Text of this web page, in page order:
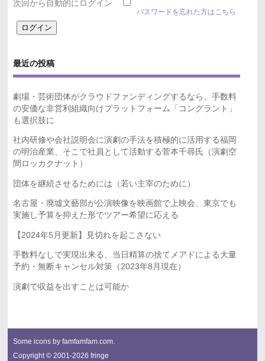
次回から自動的にログイン
パスワードを忘れた方はこちら
最近の投稿
劇場・芸術団体がクラウドファンディングするなら、手数料
の安価な非営利組織向けプラットフォーム「コングラント」
も選択肢に
社内研修や会社説明会に演劇の手法を積極的に活用する福岡
の明治産業、そこで社員として活動する菅本千尋氏（演劇空
間ロッカクナット）
団体を継続させるためには（若い主宰のために）
名古屋・廃墟文藝部が公演映像を映画館で上映会、東京でも
実施し予算を抑えた形でツアー希望に応える
【2024年5月更新】見切れを起こさない
手数料なしで実現出来る、当日精算の捨てメアドによる大量
予約・無断キャンセル対策（2023年8月現在）
演劇で収益を出すことは可能か
Some icons by famfamfam.com.
Copyright © 2001-2026 fringe